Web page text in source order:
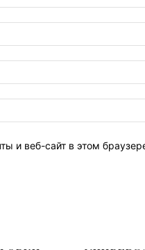
и веб-сайт в этом